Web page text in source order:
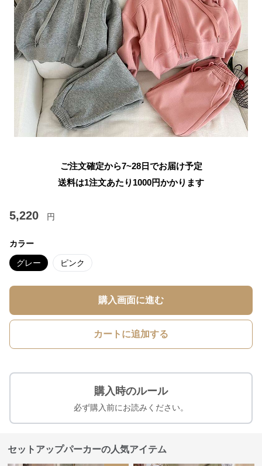
ご注文確定から7~28日でお届け予定
送料は1注文あたり 1000円かかります
5,220 円
カラー
グレー ピンク
購入画面に進む
カートに追加する
購入時のルール
必ず購入前にお読みください。
セットアップパーカーの人気アイテム